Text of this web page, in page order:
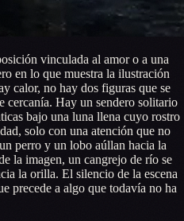
vinculada al amor o a una
en lo que muestra la ilustración
calor, no hay dos figuras que se
cercanía. Hay un sendero solitario
bajo una luna llena cuyo rostro
solo con una atención que no
perro y un lobo aúllan hacia la
la imagen, un cangrejo de río se
la orilla. El silencio de la escena
precede a algo que todavía no ha